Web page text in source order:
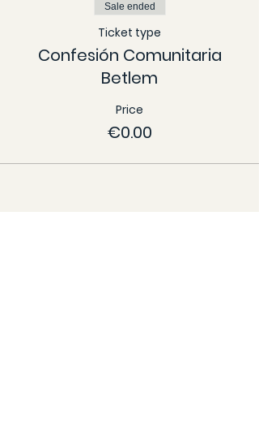
Sale ended
Ticket type
Confesión Comunitaria
Betlem
Price
€0.00